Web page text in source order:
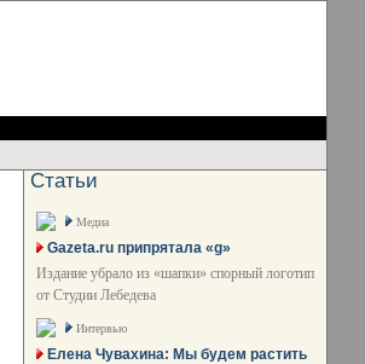
Статьи
Медиа
Gazeta.ru припрятала «g»
Издание убрало из «шапки» спорный логотип
от Студии Лебедева
Интервью
Елена Чувахина: Мы будем растить